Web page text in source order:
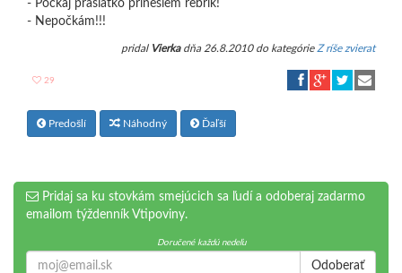
- Počkaj prasiatko prinesiem rebrík!
- Nepočkám!!!
pridal Vierkadňa 26.8.2010 do kategórie Z ríše zvierat
29
Predošlí Náhodný Ďaľší
Pridaj sa ku stovkám smejúcich sa ľudí a odoberaj zadarmo
emailom týždenník Vtipoviny.
Doručené každú nedeľu
Odoberať